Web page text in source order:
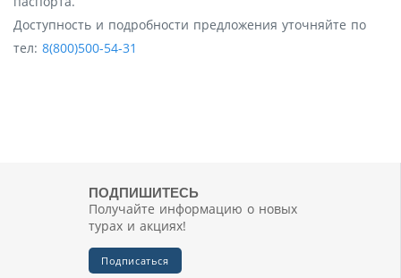
Доступность и подробности предложения уточняйте по
тел: 8(800)500-54-31
ПОДПИШИТЕСЬ
Получайте информацию о новых
турах и акциях!
Подписаться